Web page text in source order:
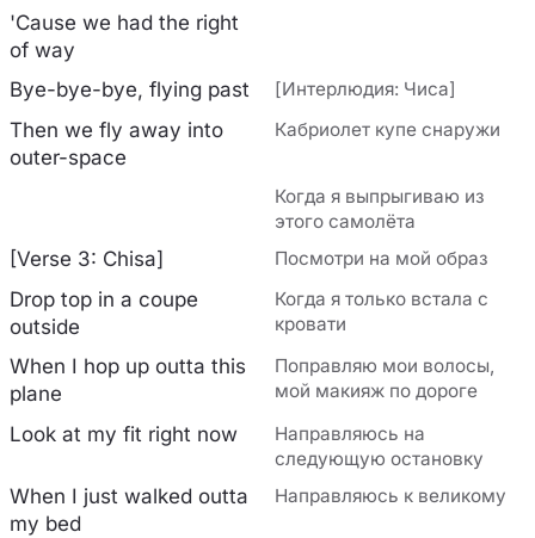
'Cause we had thе right
of way
Bye-bye-bye, flying past
[Интерлюдия: Чиса]
Then we fly away into
outer-space
Кабриолет купе снаружи
Когда я выпрыгиваю из
этого самолёта
[Verse 3: Chisa] Посмотри на мой образ
Drop top in a coupe
outside
Когда я только встала с
кровати
When I hop up outta this
plane
Поправляю мои волосы,
мой макияж по дороге
Look at my fit right now
Направляюсь на
следующую остановку
When I just walked outta
my bed
Направляюсь к великому